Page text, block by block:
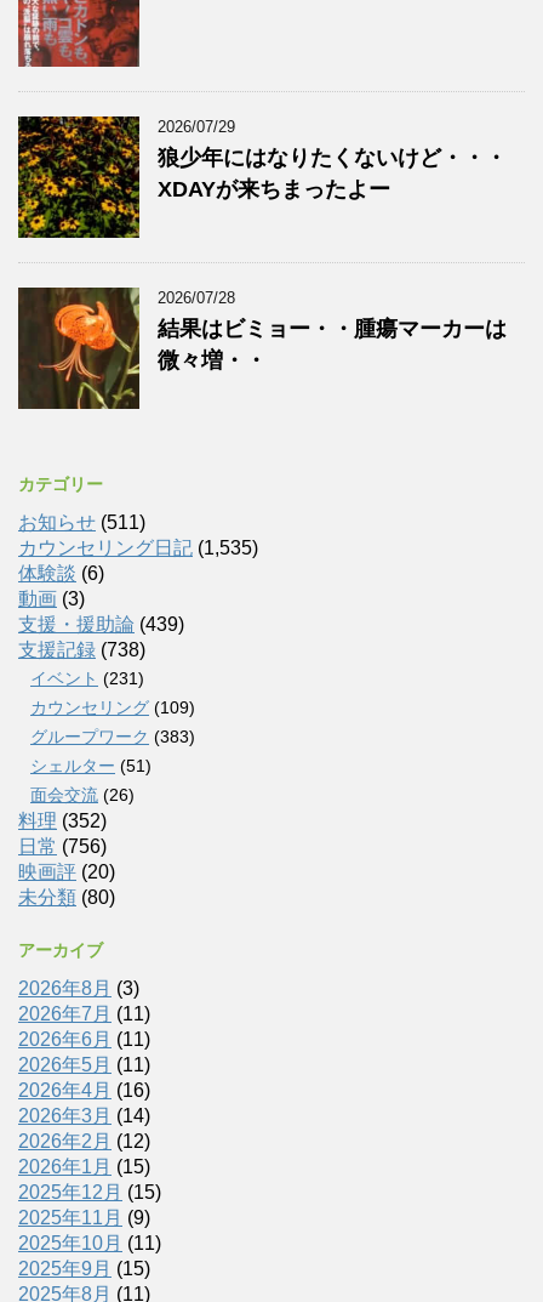
2026/07/29
狼少年にはなりたくないけど・・・
XDAYが来ちまったよー
2026/07/28
結果はビミョー・・腫瘍マーカーは
微々増・・
カテゴリー
お知らせ (511)
カウンセリング日記 (1,535)
体験談 (6)
動画 (3)
支援・援助論 (439)
支援記録 (738)
イベント (231)
カウンセリング (109)
グループワーク (383)
シェルター (51)
面会交流 (26)
料理 (352)
日常 (756)
映画評 (20)
未分類 (80)
アーカイブ
2026年8月 (3)
2026年7月 (11)
2026年6月 (11)
2026年5月 (11)
2026年4月 (16)
2026年3月 (14)
2026年2月 (12)
2026年1月 (15)
2025年12月 (15)
2025年11月 (9)
2025年10月 (11)
2025年9月 (15)
2025年8月 (11)